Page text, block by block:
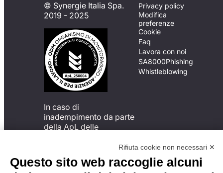
© Synergie Italia Spa.
2019 - 2025
In caso di
inadempimento da parte
della ApL delle
del Codice di Condotta, è
possibile presentare un
reclamo
Privacy policy
Modifica
preferenze
Cookie
Faq
Lavora con noi
SA8000Phishing
Whistleblowing
Rifiuta cookie non necessari ✕
Questo sito web raccoglie alcuni